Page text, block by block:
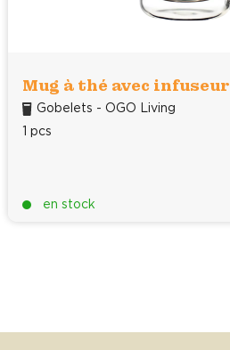
Mug à thé avec infuseur
Gobelets - OGO Living
1 pcs
en stock